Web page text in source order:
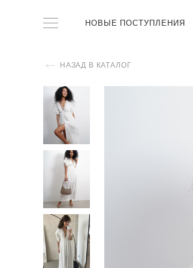
НОВЫЕ ПОСТУПЛЕНИЯ
НАЗАД В КАТАЛОГ